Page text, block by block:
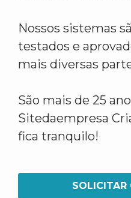
Nossos sistemas
testados e
mais diversas
São mais de 25
Sitedaempresa
fica tranquilo!
SOLICITAR